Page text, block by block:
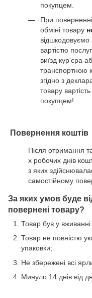
покупцем.
При
обміні товару
відшкодовуємо
вартістю
виїзд кур'єра
транспортною
згідно з
товару
покупцем!
Повернення коштів
Після отримання
х робочих днів
з яких
самостійному
За яких умов буде
повернені товару?
Товар був у
Товар не повністю
упаковки;
Не збережені всі
Минуло 14 днів від